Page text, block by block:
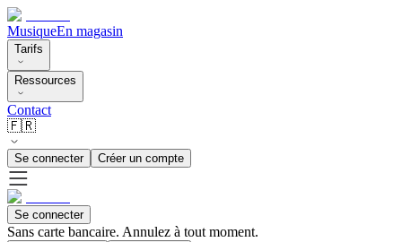
MusiqueEn magasin
Tarifs
Ressources
Contact
🇫🇷
Se connecter Créer un compte
Se connecter
Sans carte bancaire. Annulez à tout moment.